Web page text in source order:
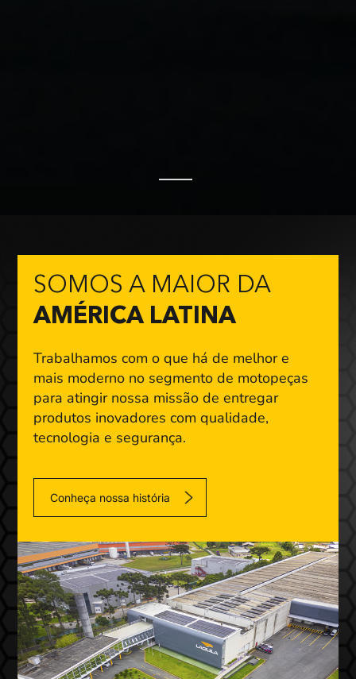
SOMOS A MAIOR DA
AMÉRICA LATINA
Trabalhamos com o que há de melhor e
mais moderno no segmento de motopeças
para atingir nossa missão de entregar
produtos inovadores com qualidade,
tecnologia e segurança.
Conheça nossa história